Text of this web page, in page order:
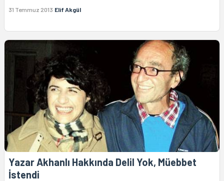
31 Temmuz 2013 Elif Akgül
Yazar Akhanlı Hakkında Delil Yok, Müebbet
İstendi